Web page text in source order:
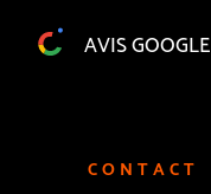
AVIS GOOGLE
CONTACT